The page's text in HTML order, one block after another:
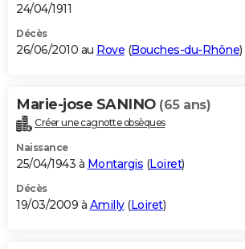
24/04/1911
Décès
26/06/2010 au Rove (Bouches-du-Rhône)
Marie-jose SANINO (65 ans)
Créer une cagnotte obsèques
Naissance
25/04/1943 à Montargis (Loiret)
Décès
19/03/2009 à Amilly(Loiret)